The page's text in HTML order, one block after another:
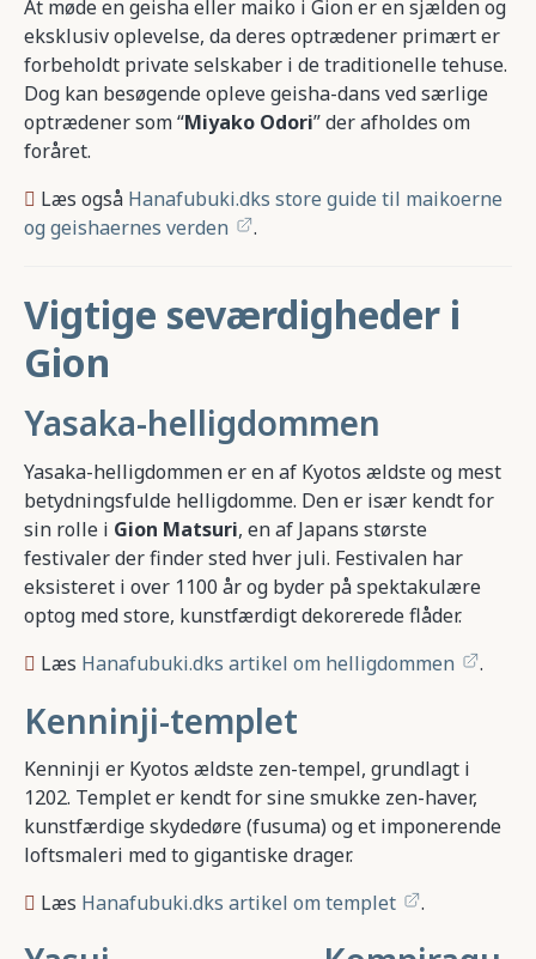
At møde en geisha eller maiko i Gion er en sjælden og
eksklusiv oplevelse, da deres optrædener primært er
forbeholdt private selskaber i de traditionelle tehuse.
Dog kan besøgende opleve geisha-dans ved særlige
optrædener som “Miyako Odori” der afholdes om
foråret.
Læs også Hanafubuki.dks store guide til maikoerne
og geishaernes verden
.
Vigtige seværdigheder i
Gion
Yasaka-helligdommen
Yasaka-helligdommen er en af Kyotos ældste og mest
betydningsfulde helligdomme. Den er især kendt for
sin rolle i Gion Matsuri, en af Japans største
festivaler der finder sted hver juli. Festivalen har
eksisteret i over 1100 år og byder på spektakulære
optog med store, kunstfærdigt dekorerede flåder.
Læs Hanafubuki.dks artikel om helligdommen .
Kenninji-templet
Kenninji er Kyotos ældste zen-tempel, grundlagt i
1202. Templet er kendt for sine smukke zen-haver,
kunstfærdige skydedøre (fusuma) og et imponerende
loftsmaleri med to gigantiske drager.
Læs Hanafubuki.dks artikel om templet .